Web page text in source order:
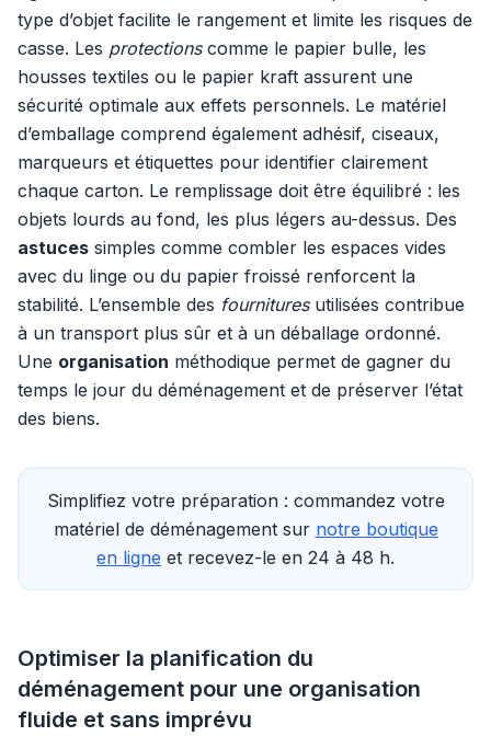
type d’objet facilite le rangement et limite les risques de
casse. Les protectionscomme le papier bulle, les
housses textiles ou le papier kraft assurent une
sécurité optimale aux effets personnels. Le matériel
d’emballage comprend également adhésif, ciseaux,
marqueurs et étiquettes pour identifier clairement
chaque carton. Le remplissage doit être équilibré : les
objets lourds au fond, les plus légers au-dessus. Des
astuces simples comme combler les espaces vides
avec du linge ou du papier froissé renforcent la
stabilité. L’ensemble des fournituresutilisées contribue
à un transport plus sûr et à un déballage ordonné.
Une organisation méthodique permet de gagner du
temps le jour du déménagement et de préserver l’état
des biens.
Simplifiez votre préparation : commandez votre
matériel de déménagement sur notre boutique
en ligne et recevez-le en 24 à 48 h.
Optimiser la planification du
déménagement pour une organisation
fluide et sans imprévu